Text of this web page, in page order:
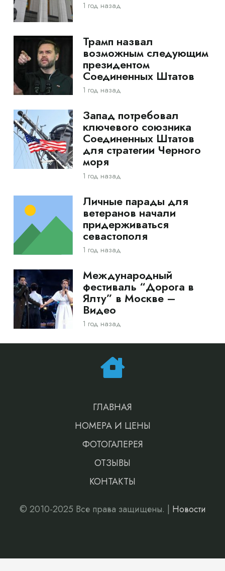
1 год назад
Трамп назвал
возможным следующим
президентом
Соединенных Штатов
1 год назад
Запад потребовал
ключевого союзника
Соединенных Штатов
для стратегии Черного
моря
1 год назад
Личные парады для
ветеранов начали
придерживаться
севастополя
1 год назад
Международный
фестиваль “Дорога в
Ялту” в Москве –
Видео
1 год назад
ГЛАВНАЯ
НОМЕРА И ЦЕНЫ
ФОТОГАЛЕРЕЯ
ОТЗЫВЫ
КОНТАКТЫ
© 2010-2025 Все права защищены. | Новости